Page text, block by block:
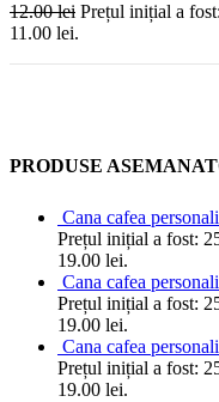
12.00lei Prețul inițial a
11.00 lei.
PRODUSE
Cana cafea
Prețul inițial a fost:
19.00 lei.
Cana cafea
Prețul inițial a fost:
19.00 lei.
Cana cafea
Prețul inițial a fost:
19.00 lei.